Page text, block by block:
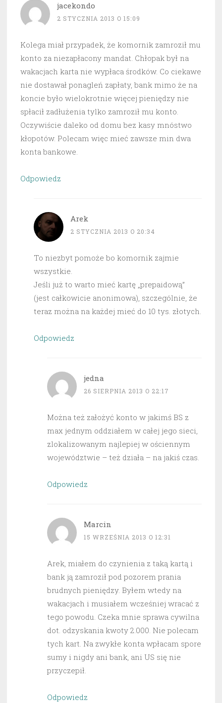
jacekondo
2 STYCZNIA 2013 O 15:09
Kolega miał przypadek, że komornik zamroził mu
konto za niezapłacony mandat. Chłopak był na
wakacjach karta nie wypłaca środków. Co ciekawe
nie dostawał ponagleń zapłaty, bank mimo że na
koncie było wielokrotnie więcej pieniędzy nie
spłacił zadłużenia tylko zamroził mu konto.
Oczywiście daleko od domu bez kasy mnóstwo
kłopotów. Polecam więc mieć zawsze min dwa
konta bankowe.
Odpowiedz
Arek
2 STYCZNIA 2013 O 20:34
To niezbyt pomoże bo komornik zajmie
wszystkie.
Jeśli już to warto mieć kartę „prepaidową”
(jest całkowicie anonimowa), szczególnie, że
teraz można na każdej mieć do 10 tys. złotych.
Odpowiedz
jedna
26 SIERPNIA 2013 O 22:17
Można też założyć konto w jakimś BS z
max jednym oddziałem w całej jego sieci,
zlokalizowanym najlepiej w ościennym
województwie – też działa – na jakiś czas.
Odpowiedz
Marcin
15 WRZEŚNIA 2013 O 12:31
Arek, miałem do czynienia z taką kartą i
bank ją zamroził pod pozorem prania
brudnych pieniędzy. Byłem wtedy na
wakacjach i musiałem wcześniej wracać z
tego powodu. Czeka mnie sprawa cywilna
dot. odzyskania kwoty 2.000. Nie polecam
tych kart. Na zwykłe konta wpłacam spore
sumy i nigdy ani bank, ani US się nie
przyczepił.
Odpowiedz